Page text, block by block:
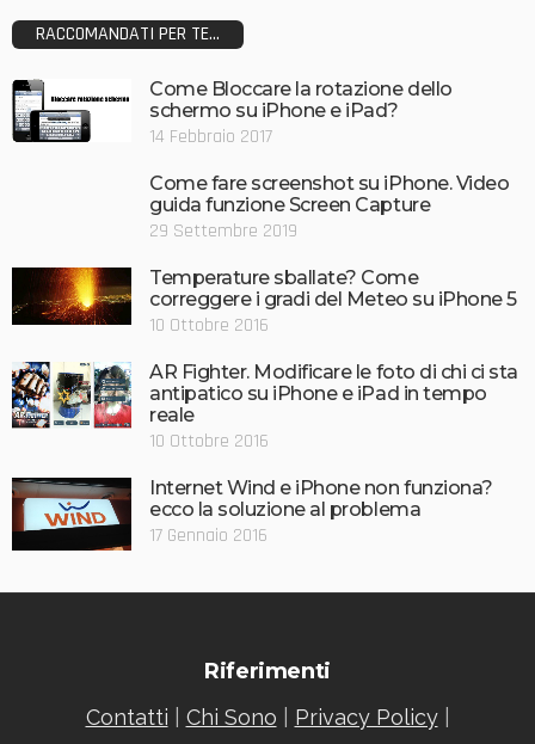
RACCOMANDATI PER TE...
Come Bloccare la rotazione dello
schermo su iPhone e iPad?
14 Febbraio 2017
Come fare screenshot su iPhone. Video
guida funzione Screen Capture
29 Settembre 2019
Temperature sballate? Come
correggere i gradi del Meteo su iPhone 5
10 Ottobre 2016
AR Fighter. Modificare le foto di chi ci sta
antipatico su iPhone e iPad in tempo
reale
10 Ottobre 2016
Internet Wind e iPhone non funziona?
ecco la soluzione al problema
17 Gennaio 2016
Riferimenti
Contatti Chi Sono Privacy Policy|